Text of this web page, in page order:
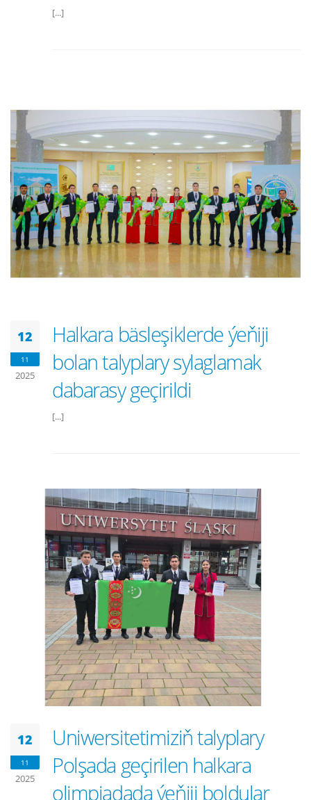
[...]
12
11
2025
Halkara bäsleşiklerde ýeňiji
bolan talyplary sylaglamak
dabarasy geçirildi
[...]
12
11
2025
Uniwersitetimiziň talyplary
Polşada geçirilen halkara
olimpiadada ýeňiji boldular